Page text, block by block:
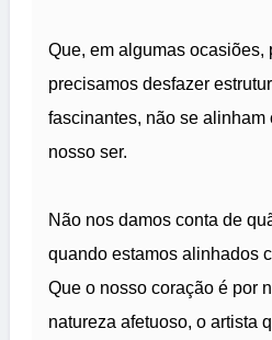
Que, em algumas ocasiões,
precisamos desfazer
fascinantes, não se alinham
nosso ser.
Não nos damos conta de
quando estamos alinhados
Que o nosso coração é por
natureza afetuoso, o artista